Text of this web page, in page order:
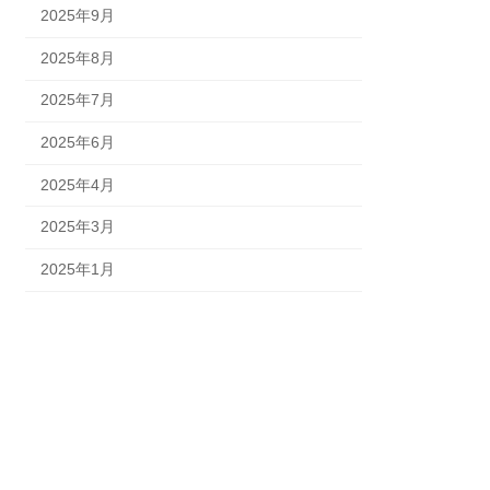
2025年9月
2025年8月
2025年7月
2025年6月
2025年4月
2025年3月
2025年1月